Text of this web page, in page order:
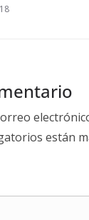
están